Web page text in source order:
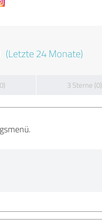
(Letzte 24 Monate)
3 Sterne (0)